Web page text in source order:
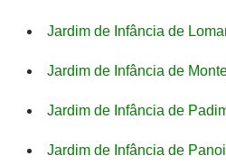
Jardim de Infância de
Jardim de Infância de
Jardim de Infância de
Jardim de Infância de